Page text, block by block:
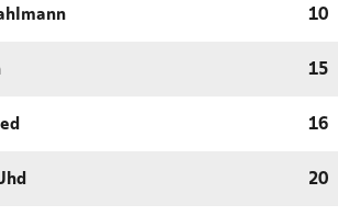
10
15
16
20